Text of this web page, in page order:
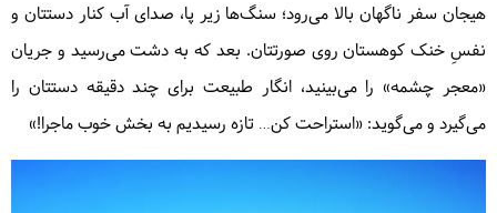
هیجان سفر ناگهان بالا می‌رود؛ سنگ‌ها زیر پا، صدای آب کنار دستتان و
نفسِ خنک کوهستان روی صورتتان. بعد که به دشت می‌رسید و جریان
«معجر چشمه» را می‌بینید، انگار طبیعت برای چند دقیقه دستتان را
می‌گیرد و می‌گوید: «استراحت کن… تازه رسیدیم به بخش خوب ماجرا!»